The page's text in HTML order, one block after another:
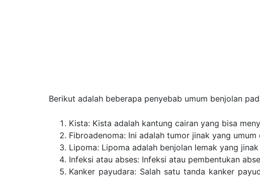
Berikut adalah beberapa penyebab umum benjolan
Kista: Kista adalah kantung cairan yang bisa
Fibroadenoma: Ini adalah tumor jinak yang
Lipoma: Lipoma adalah benjolan lemak yang
Infeksi atau abses: Infeksi atau pembentukan
Kanker payudara: Salah satu tanda kanker